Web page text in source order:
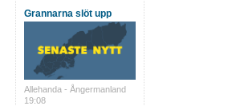
Grannarna slöt upp
Allehanda - Ångermanland
19:08